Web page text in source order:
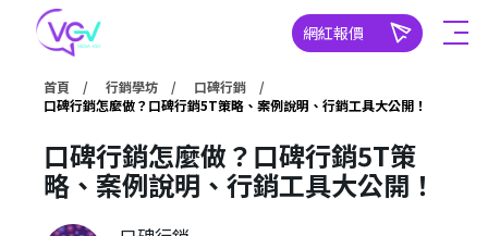
網紅報價
首頁 行銷學坊
口碑行銷
口碑行銷怎麼做？口碑行銷5T策略、案例說明、行銷工具大公開！
口碑行銷怎麼做？口碑行銷5T策
略、案例說明、行銷工具大公開！